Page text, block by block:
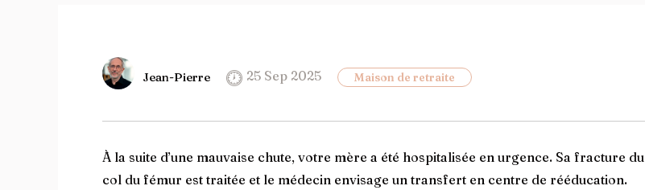
Jean-Pierre 25 Sep 2025 Maison de retraite
À la suite d’une mauvaise chute, votre mère a été hospitalisée en urgence. Sa fracture du
col du fémur est traitée et le médecin envisage un transfert en centre de rééducation.